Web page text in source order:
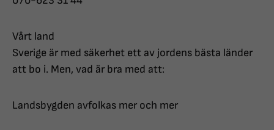
Vårt land
Sverige är med säkerhet ett av jordens bästa länder
att bo i. Men, vad är bra med att:
Landsbygden avfolkas mer och mer